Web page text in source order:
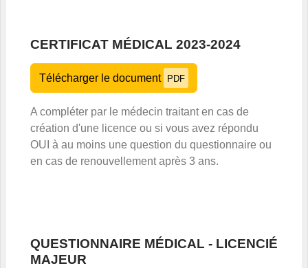
CERTIFICAT MÉDICAL 2023-2024
Télécharger le document PDF
A compléter par le médecin traitant en cas de
création d'une licence ou si vous avez répondu
OUI à au moins une question du questionnaire ou
en cas de renouvellement après 3 ans.
QUESTIONNAIRE MÉDICAL - LICENCIÉ
MAJEUR